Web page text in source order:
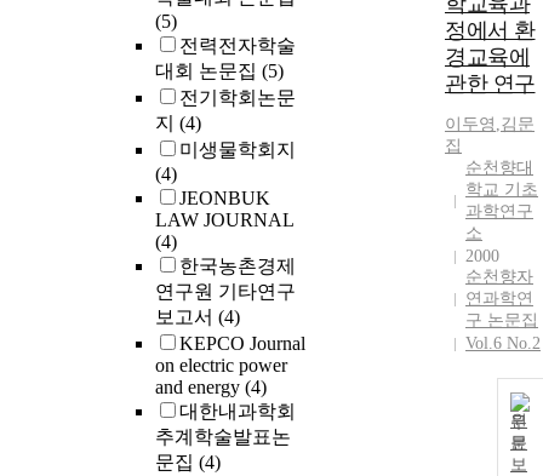
(5)
전력전자학술
대회 논문집 (5)
전기학회논문
지 (4)
미생물학회지
(4)
JEONBUK
LAW JOURNAL
(4)
한국농촌경제
연구원 기타연구
보고서 (4)
KEPCO Journal
on electric power
and energy (4)
대한내과학회
추계학술발표논
문집 (4)
정에서 환
경교육에
관한 연구
이두영 ,김문
집
순천향대
학교 기초
과학연구
소
2000
순천향자
연과학연
구 논문집
Vol.6 No.2
원
문
보